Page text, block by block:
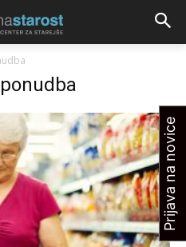
Prijava na novice